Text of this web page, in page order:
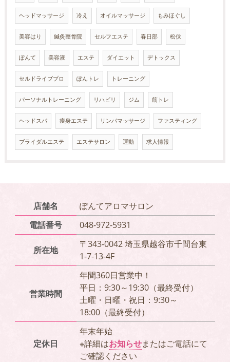
ヘッドマッサージ 冷え オイルマッサージ もみほぐし
美容はり 鍼灸整骨院 セルフエステ 春日部 松伏
ぽんて 美容液 エステ ダイエット デトックス
セルドライブプロ ぽんトレ トレーニング
パーソナルトレーニング リハビリ ジム 筋トレ
ヘッドスパ 痩身エステ リンパマッサージ ファスティング
ブライダルエステ エステサロン 運動 求人情報
店舗名
ぽんてアロマサロン
電話番号
048-972-5931
所在地
〒343-0042 埼玉県越谷市千間台東
1-7-13-4F
営業時間
年間360日営業中！
平日：9:30～19:30（最終受付）
土曜・日曜・祝日：9:30～
18:00（最終受付）
定休日
年末年始
※詳細はお知らせまたはご電話にて
ご確認ください